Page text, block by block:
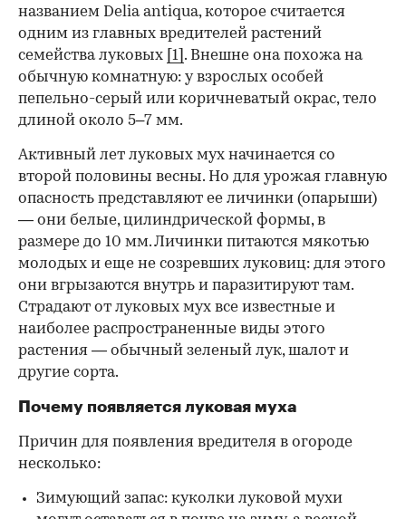
00:00
названием Delia antiqua, которое считается
одним из главных вредителей растений
семейства луковых [1] . Внешне она похожа на
обычную комнатную: у взрослых особей
пепельно-серый или коричневатый окрас, тело
длиной около 5–7 мм.
Активный лет луковых мух начинается со
второй половины весны. Но для урожая главную
опасность представляют ее личинки (опарыши)
— они белые, цилиндрической формы, в
размере до 10 мм. Личинки питаются мякотью
молодых и еще не созревших луковиц: для этого
они вгрызаются внутрь и паразитируют там.
Страдают от луковых мух все известные и
наиболее распространенные виды этого
растения — обычный зеленый лук, шалот и
другие сорта.
Почему появляется луковая муха
Причин для появления вредителя в огороде
несколько:
Зимующий запас: куколки луковой мухи